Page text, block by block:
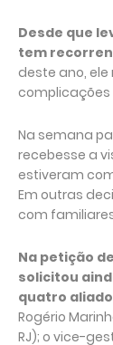
Desde que
tem
deste ano,
complicações
Na semana
recebesse a
estiveram
Em outras
com
Na petição
solicitou
quatro
Rogério
RJ); o vice-